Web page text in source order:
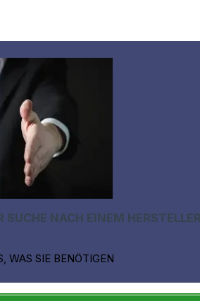
SUCHE NACH EINEM
WAS SIE BENÖTIGEN